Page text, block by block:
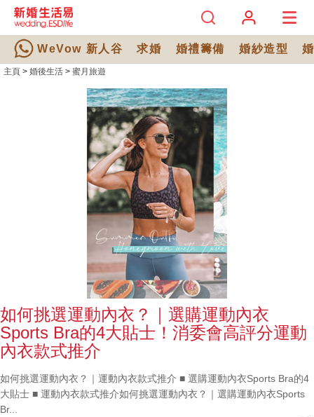
WeVow 新人谷 求婚 婚禮籌備 婚紗造型
主頁 > 婚後生活 > 蜜月旅遊
如何挑選運動內衣？｜選購運動內衣
Sports Bra的4大貼士！消委會高評分運動
內衣款式推介
如何挑選運動內衣？｜運動內衣款式推介 ■ 選購運動內衣Sports Bra的4
大貼士 ■ 運動內衣款式推介如何挑選運動內衣？｜選購運動內衣Sports
Br...